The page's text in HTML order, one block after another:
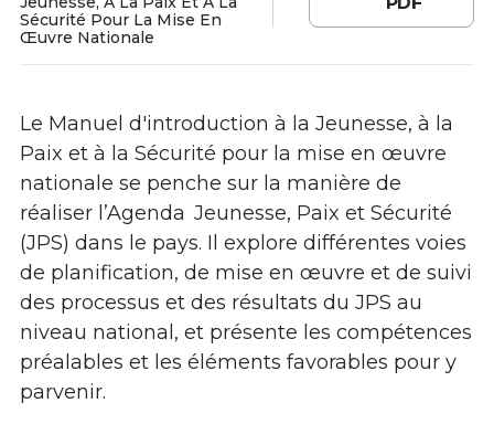
Sécurité Pour La Mise En
Œuvre Nationale
Le Manuel d'introduction à la Jeunesse, à la
Paix et à la Sécurité pour la mise en œuvre
nationale se penche sur la manière de
réaliser l’Agenda Jeunesse, Paix et Sécurité
(JPS) dans le pays. Il explore différentes voies
de planification, de mise en œuvre et de suivi
des processus et des résultats du JPS au
niveau national, et présente les compétences
préalables et les éléments favorables pour y
parvenir.